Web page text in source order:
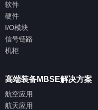
软件
硬件
I/O模块
信号链路
机柜
高端装备MBSE解决方案
航空应用
航天应用